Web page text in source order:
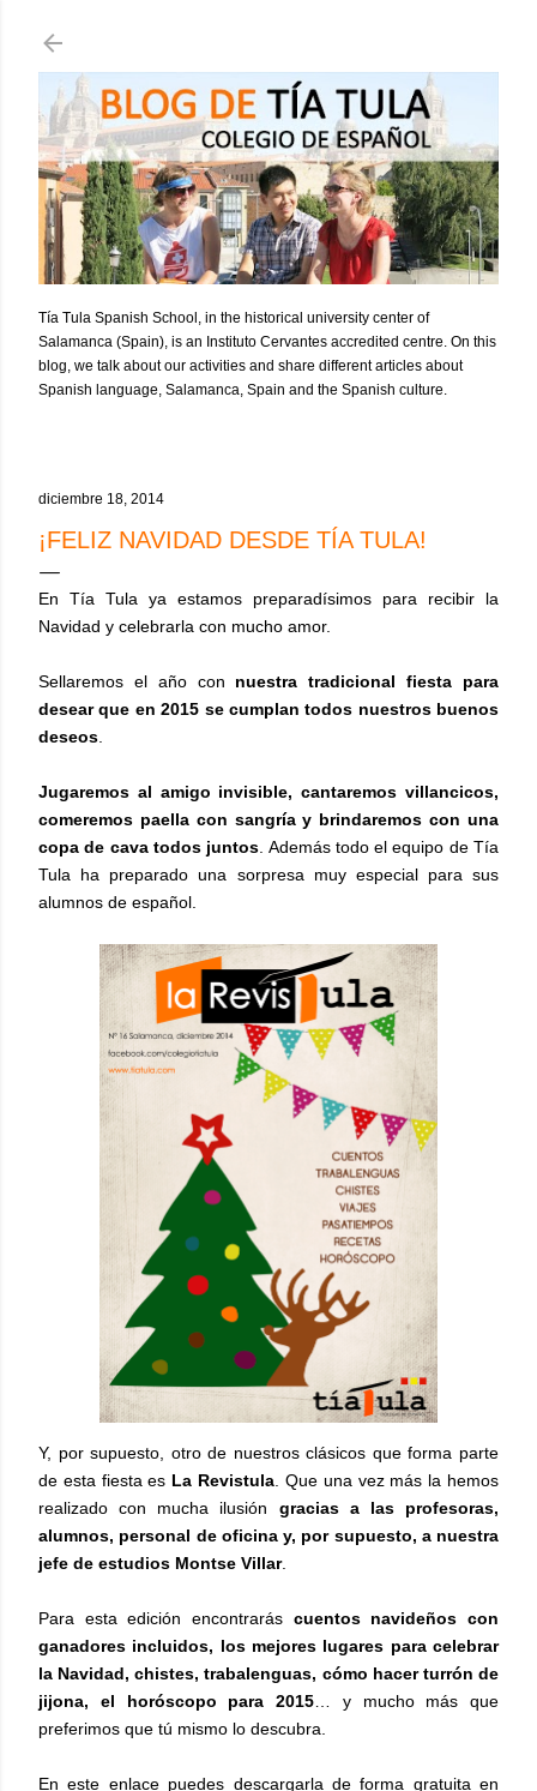
Tía Tula Spanish School, in the historical university center of
Salamanca (Spain), is an Instituto Cervantes accredited centre. On this
blog, we talk about our activities and share different articles about
Spanish language, Salamanca, Spain and the Spanish culture.
diciembre 18, 2014
¡FELIZ NAVIDAD DESDE TÍA TULA!
En Tía Tula ya estamos preparadísimos para recibir la
Navidad y celebrarla con mucho amor.
Sellaremos el año con nuestra tradicional fiesta para
desear que en 2015 se cumplan todos nuestros buenos
deseos
Jugaremos al amigo invisible, cantaremos villancicos,
comeremos paella con sangría y brindaremos con una
copa de cava todos juntos . Además todo el equipo de Tía
Tula ha preparado una sorpresa muy especial para sus
alumnos de español.
Y, por supuesto, otro de nuestros clásicos que forma parte
de esta fiesta es La Revistula . Que una vez más la hemos
realizado con mucha ilusión gracias a las profesoras,
alumnos, personal de oficina y, por supuesto, a nuestra
jefe de estudios Montse Villar.
Para esta edición encontrarás cuentos navideños con
ganadores incluidos, los mejores lugares para celebrar
la Navidad, chistes, trabalenguas, cómo hacer turrón de
jijona, el horóscopo para 2015 … y mucho más que
preferimos que tú mismo lo descubra.
En este enlace puedes descargarla de forma gratuita en